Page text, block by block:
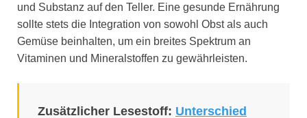
und Substanz auf den Teller. Eine gesunde Ernährung
sollte stets die Integration von sowohl Obst als auch
Gemüse beinhalten, um ein breites Spektrum an
Vitaminen und Mineralstoffen zu gewährleisten.
Zusätzlicher Lesestoff: Unterschied